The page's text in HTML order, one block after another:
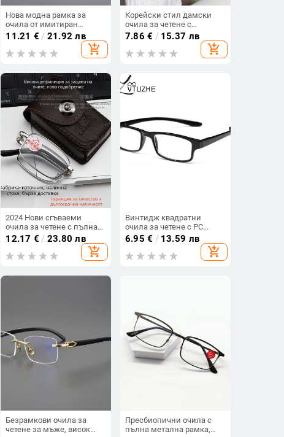
Нова модна рамка за
очила от имитиран
титанов метал, пълна
рамка, модел 2113,
мъжки дизайн, луксозна
11.21 € / 21.92 лв
add_shopping_cart
Корейски стил дамски
очила за четене с
метална рамка и перлен
финиш, против синя
светлина, за млад и
7.86 € / 15.37 лв
add_shopping_cart
2024 Нови сгъваеми
очила за четене с пълна
метална рамка, анти‑синя
светлина, корекция на
пресбиопия, пулс
12.17 € / 23.80 лв
add_shopping_cart
Винтидж квадратни
очила за четене с PC
рамка, многоцветна
смола и пружинни панти
6.95 € / 13.59 лв
add_shopping_cart
Безрамкови очила за
четене за мъже, висок
Пресбиопични очила с
пълна метална рамка,